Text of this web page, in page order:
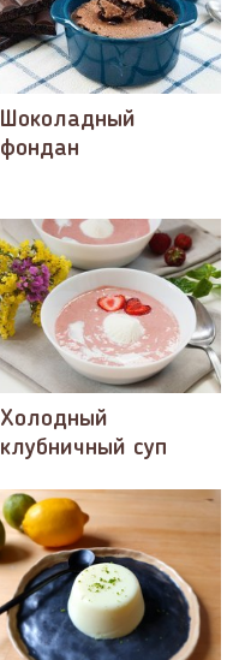
Шоколадный
фондан
Холодный
клубничный суп